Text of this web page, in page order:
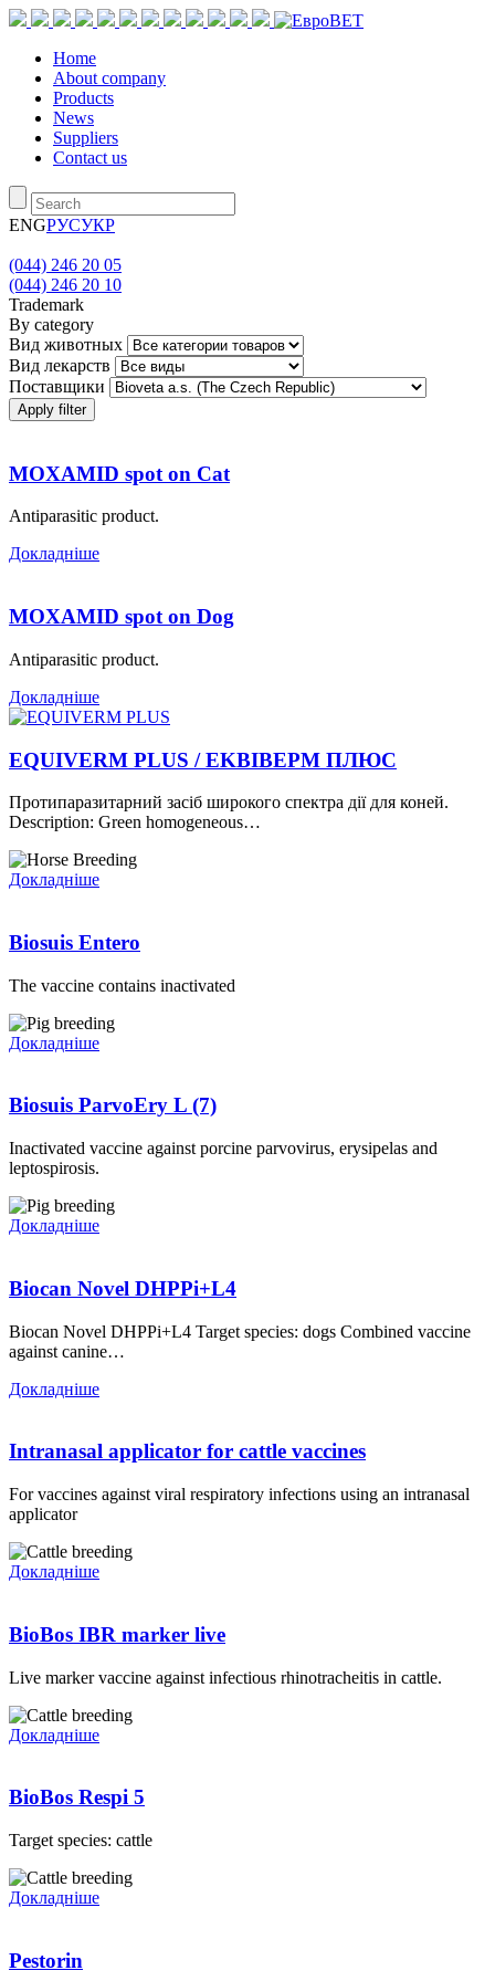
Home
About company
Products
News
Suppliers
Contact us
ENGРУСУКР
(044) 246 20 05
(044) 246 20 10
Trademark
By category
Вид животных
Вид лекарств
Поставщики
Apply filter
MOXAMID spot on Cat
Antiparasitic product.
Докладніше
MOXAMID spot on Dog
Antiparasitic product.
Докладніше
EQUIVERM PLUS / EKBIBEPM ПЛЮС
Протипаразитарний засіб широкого спектра дії для коней.
Description: Green homogeneous…
Докладніше
Biosuis Entero
The vaccine contains inactivated
Докладніше
Biosuis ParvoEry L (7)
Inactivated vaccine against porcine parvovirus, erysipelas and
leptospirosis.
Докладніше
Biocan Novel DHPPi+L4
Biocan Novel DHPPi+L4 Target species: dogs Combined vaccine
against canine…
Докладніше
Intranasal applicator for cattle vaccines
For vaccines against viral respiratory infections using an intranasal
applicator
Докладніше
BioBos IBR marker live
Live marker vaccine against infectious rhinotracheitis in cattle.
Докладніше
BioBos Respi 5
Target species: cattle
Докладніше
Pestorin